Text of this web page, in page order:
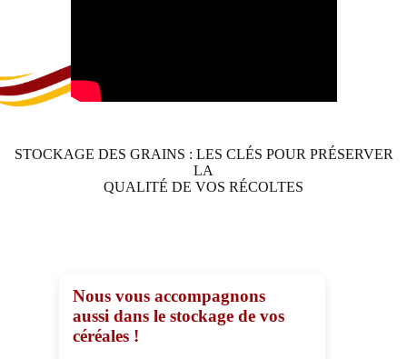
STOCKAGE DES GRAINS : LES CLÉS POUR PRÉSERVER
LA
QUALITÉ DE VOS RÉCOLTES
Nous vous accompagnons
aussi dans le stockage de vos
céréales !